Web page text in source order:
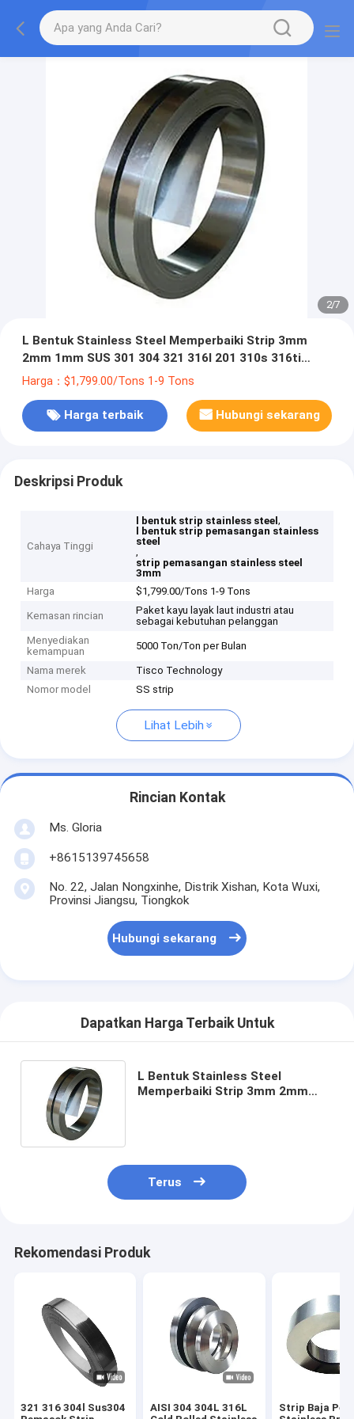
2/7
L Bentuk Stainless Steel Memperbaiki Strip 3mm
2mm 1mm SUS 301 304 321 316l 201 310s 316ti
310S
Harga：$1,799.00/Tons 1-9 Tons
Harga terbaik Hubungi sekarang
Deskripsi Produk
Cahaya Tinggi
l bentuk strip stainless steel,
l bentuk strip pemasangan stainless
steel
,
strip pemasangan stainless steel
3mm
Harga
$1,799.00/Tons 1-9 Tons
Kemasan rincian
Paket kayu layak laut industri atau
sebagai kebutuhan pelanggan
Menyediakan
kemampuan
5000 Ton/Ton per Bulan
Nama merek
Tisco Technology
Nomor model
SS strip
Lihat Lebih
Rincian Kontak
Ms. Gloria
+8615139745658
No. 22, Jalan Nongxinhe, Distrik Xishan, Kota Wuxi,
Provinsi Jiangsu, Tiongkok
Hubungi sekarang
Dapatkan Harga Terbaik Untuk
L Bentuk Stainless Steel
Memperbaiki Strip 3mm 2mm
Terus
Rekomendasi Produk
321 316 304l Sus304
AISI 304 304L 316L
Strip Baja